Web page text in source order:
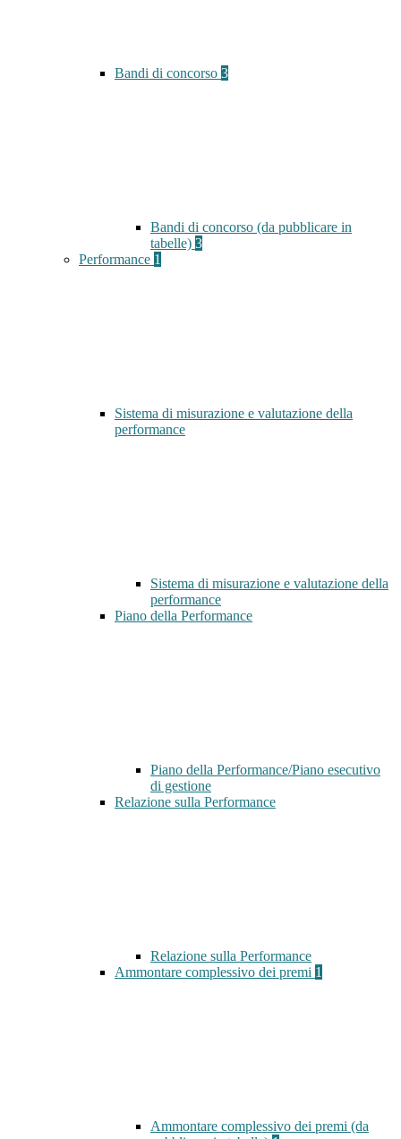
Bandi di concorso 3
Bandi di concorso (da pubblicare in
tabelle) 3
Performance 1
Sistema di misurazione e valutazione della
performance
Sistema di misurazione e valutazione della
performance
Piano della Performance
Piano della Performance/Piano esecutivo
di gestione
Relazione sulla Performance
Relazione sulla Performance
Ammontare complessivo dei premi 1
Ammontare complessivo dei premi (da